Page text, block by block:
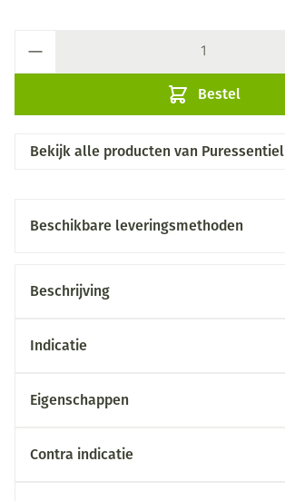
Bestel
Bekijk alle producten van Puressentiel
Beschikbare leveringsmethoden
Beschrijving
Indicatie
Eigenschappen
Contra indicatie